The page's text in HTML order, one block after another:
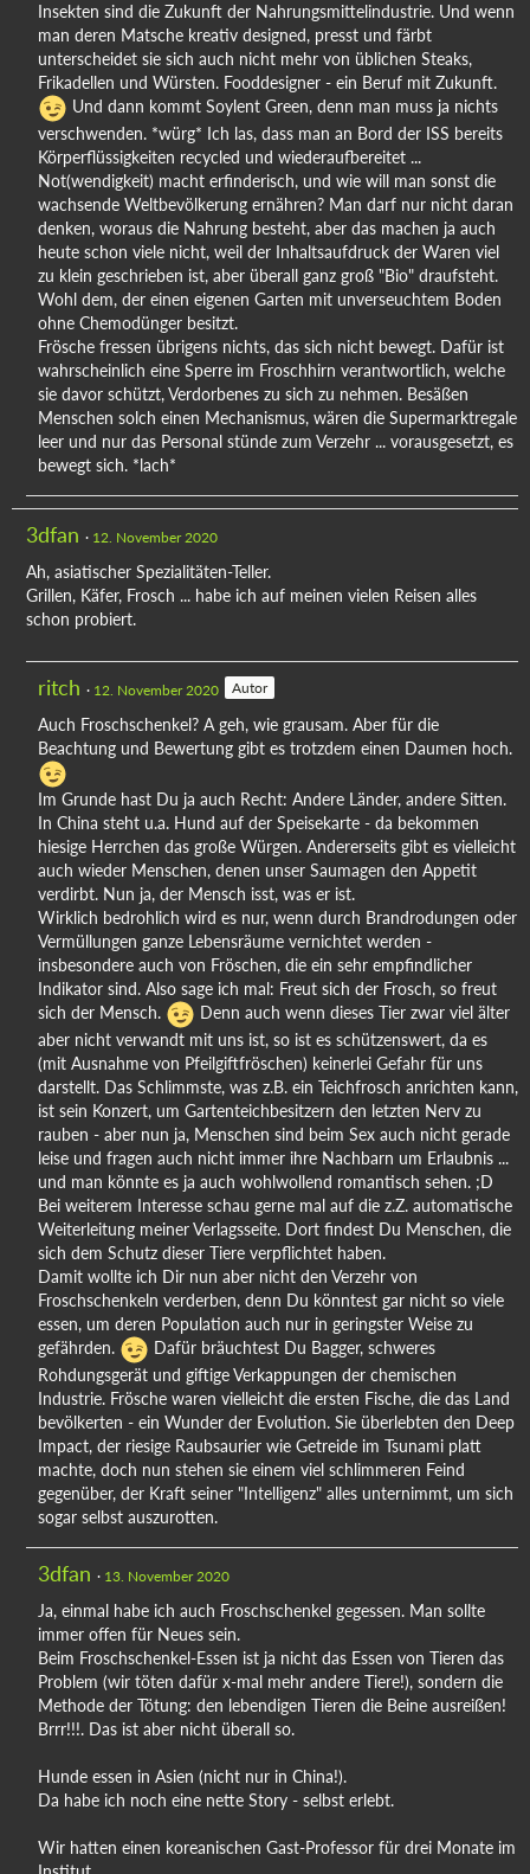
Insekten sind die Zukunft der Nahrungsmittelindustrie. Und wenn
man deren Matsche kreativ designed, presst und färbt
unterscheidet sie sich auch nicht mehr von üblichen Steaks,
Frikadellen und Würsten. Fooddesigner - ein Beruf mit Zukunft.
Und dann kommt Soylent Green, denn man muss ja nichts
verschwenden. *würg* Ich las, dass man an Bord der ISS bereits
Körperflüssigkeiten recycled und wiederaufbereitet ...
Not(wendigkeit) macht erfinderisch, und wie will man sonst die
wachsende Weltbevölkerung ernähren? Man darf nur nicht daran
denken, woraus die Nahrung besteht, aber das machen ja auch
heute schon viele nicht, weil der Inhaltsaufdruck der Waren viel
zu klein geschrieben ist, aber überall ganz groß "Bio" draufsteht.
Wohl dem, der einen eigenen Garten mit unverseuchtem Boden
ohne Chemodünger besitzt.
Frösche fressen übrigens nichts, das sich nicht bewegt. Dafür ist
wahrscheinlich eine Sperre im Froschhirn verantwortlich, welche
sie davor schützt, Verdorbenes zu sich zu nehmen. Besäßen
Menschen solch einen Mechanismus, wären die Supermarktregale
leer und nur das Personal stünde zum Verzehr ... vorausgesetzt, es
bewegt sich. *lach*
3dfan 12. November 2020
Ah, asiatischer Spezialitäten-Teller.
Grillen, Käfer, Frosch ... habe ich auf meinen vielen Reisen alles
schon probiert.
ritch 12. November 2020 Autor
Auch Froschschenkel? A geh, wie grausam. Aber für die
Beachtung und Bewertung gibt es trotzdem einen Daumen hoch.
Im Grunde hast Du ja auch Recht: Andere Länder, andere Sitten.
In China steht u.a. Hund auf der Speisekarte - da bekommen
hiesige Herrchen das große Würgen. Andererseits gibt es vielleicht
auch wieder Menschen, denen unser Saumagen den Appetit
verdirbt. Nun ja, der Mensch isst, was er ist.
Wirklich bedrohlich wird es nur, wenn durch Brandrodungen oder
Vermüllungen ganze Lebensräume vernichtet werden -
insbesondere auch von Fröschen, die ein sehr empfindlicher
Indikator sind. Also sage ich mal: Freut sich der Frosch, so freut
sich der Mensch.
Denn auch wenn dieses Tier zwar viel älter
aber nicht verwandt mit uns ist, so ist es schützenswert, da es
(mit Ausnahme von Pfeilgiftfröschen) keinerlei Gefahr für uns
darstellt. Das Schlimmste, was z.B. ein Teichfrosch anrichten kann,
ist sein Konzert, um Gartenteichbesitzern den letzten Nerv zu
rauben - aber nun ja, Menschen sind beim Sex auch nicht gerade
leise und fragen auch nicht immer ihre Nachbarn um Erlaubnis ...
und man könnte es ja auch wohlwollend romantisch sehen. ;D
Bei weiterem Interesse schau gerne mal auf die z.Z. automatische
Weiterleitung meiner Verlagsseite. Dort findest Du Menschen, die
sich dem Schutz dieser Tiere verpflichtet haben.
Damit wollte ich Dir nun aber nicht den Verzehr von
Froschschenkeln verderben, denn Du könntest gar nicht so viele
essen, um deren Population auch nur in geringster Weise zu
gefährden.
Dafür bräuchtest Du Bagger, schweres
Rohdungsgerät und giftige Verkappungen der chemischen
Industrie. Frösche waren vielleicht die ersten Fische, die das Land
bevölkerten - ein Wunder der Evolution. Sie überlebten den Deep
Impact, der riesige Raubsaurier wie Getreide im Tsunami platt
machte, doch nun stehen sie einem viel schlimmeren Feind
gegenüber, der Kraft seiner "Intelligenz" alles unternimmt, um sich
sogar selbst auszurotten.
3dfan 13. November 2020
Ja, einmal habe ich auch Froschschenkel gegessen. Man sollte
immer offen für Neues sein.
Beim Froschschenkel-Essen ist ja nicht das Essen von Tieren das
Problem (wir töten dafür x-mal mehr andere Tiere!), sondern die
Methode der Tötung: den lebendigen Tieren die Beine ausreißen!
Brrr!!!. Das ist aber nicht überall so.
Hunde essen in Asien (nicht nur in China!).
Da habe ich noch eine nette Story - selbst erlebt.
Wir hatten einen koreanischen Gast-Professor für drei Monate im